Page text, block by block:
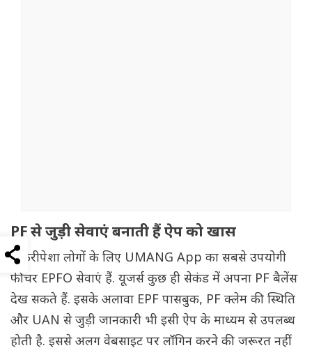
PF से जुड़ी सेवाएं बनाती हैं ऐप को खास
नौकरीपेशा लोगों के लिए UMANG App का सबसे उपयोगी
फीचर EPFO सेवाएं हैं. यूजर्स कुछ ही सेकंड में अपना PF बैलेंस
देख सकते हैं. इसके अलावा EPF पासबुक, PF क्लेम की स्थिति
और UAN से जुड़ी जानकारी भी इसी ऐप के माध्यम से उपलब्ध
होती है. इससे अलग वेबसाइट पर लॉगिन करने की जरूरत नहीं